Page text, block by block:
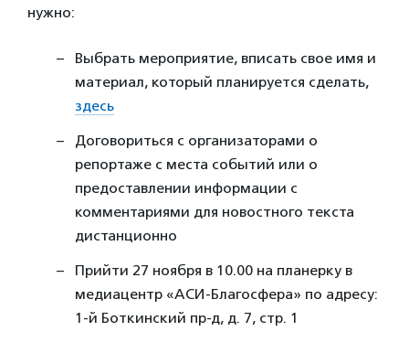
нужно:
Выбрать мероприятие, вписать свое имя и
материал, который планируется сделать,
здесь
Договориться с организаторами о
репортаже с места событий или о
предоставлении информации с
комментариями для новостного текста
дистанционно
Прийти 27 ноября в 10.00 на планерку в
медиацентр «АСИ-Благосфера» по адресу:
1-й Боткинский пр-д, д. 7, стр. 1